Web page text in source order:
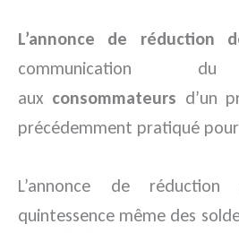
L’annonce de réduction
communication du
aux consommateurs d’un
précédemment pratiqué
L’annonce de
quintessence même des